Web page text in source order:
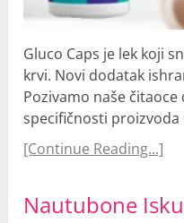
Gluco Caps je lek koji
krvi. Novi dodatak
Pozivamo naše
specifičnosti
[Continue Reading...]
Nautubone